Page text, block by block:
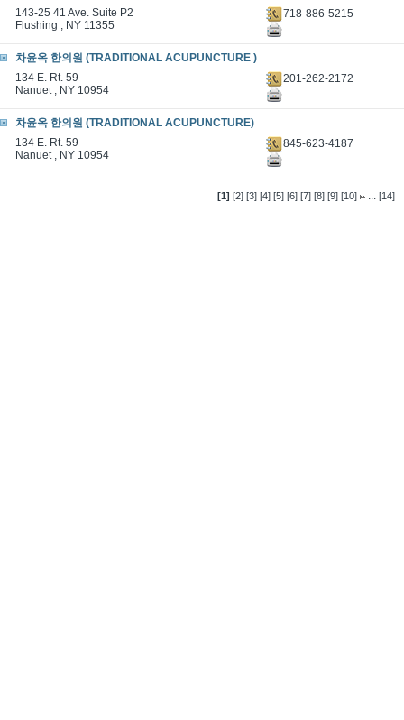
143-25 41 Ave. Suite P2
Flushing , NY 11355
718-886-5215
차윤옥 한의원 (TRADITIONAL ACUPUNCTURE )
134 E. Rt. 59
Nanuet , NY 10954
201-262-2172
차윤옥 한의원 (TRADITIONAL ACUPUNCTURE)
134 E. Rt. 59
Nanuet , NY 10954
845-623-4187
[1] [2] [3] [4] [5] [6] [7] [8] [9] [10] ... [14]